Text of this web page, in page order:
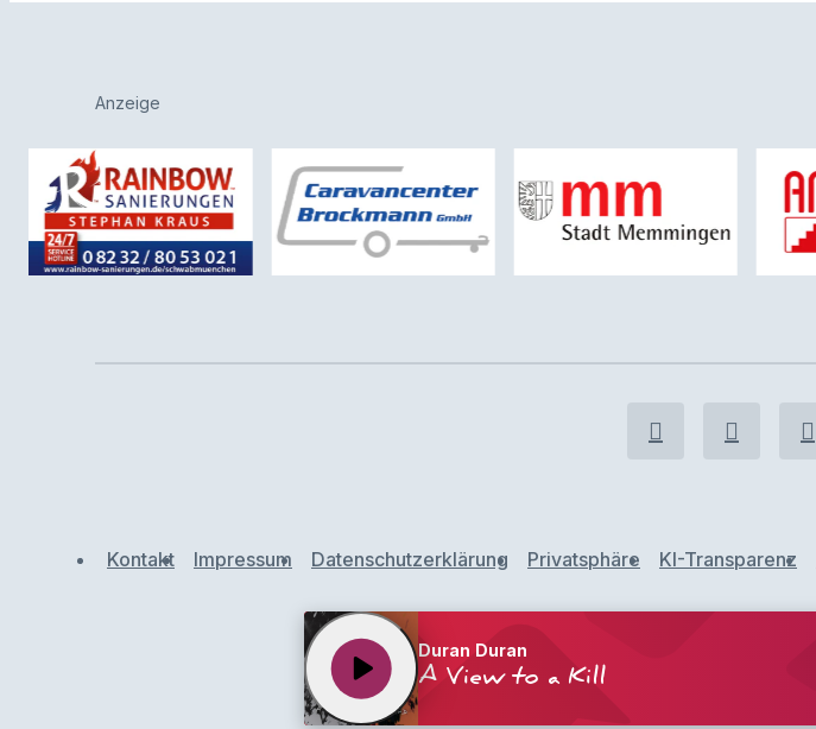
Anzeige
Kontakt Impressum Datenschutzerklärung Privatsphäre KI-Transparenz
Duran Duran
A View to a Kill
play_arrow